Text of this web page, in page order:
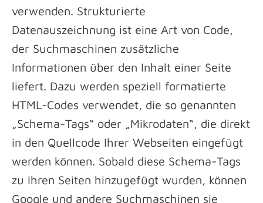
verwenden. Strukturierte
Datenauszeichnung ist eine Art von Code,
der Suchmaschinen zusätzliche
Informationen über den Inhalt einer Seite
liefert. Dazu werden speziell formatierte
HTML-Codes verwendet, die so genannten
„Schema-Tags“ oder „Mikrodaten“, die direkt
in den Quellcode Ihrer Webseiten eingefügt
werden können. Sobald diese Schema-Tags
zu Ihren Seiten hinzugefügt wurden, können
Google und andere Suchmaschinen sie